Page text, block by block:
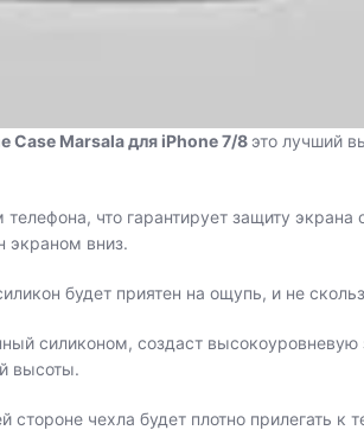
Case Marsala для iPhone 7/8 это лучший
что гарантирует защиту экрана
экраном вниз.
будет приятен на ощупь, и не
силиконом, создаст высокоуровневую
высоты.
чехла будет плотно прилегать к